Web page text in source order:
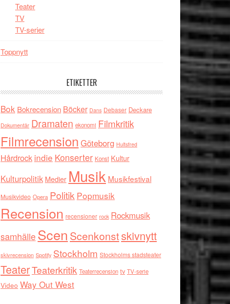
Teater
TV
TV-serier
Toppnytt
ETIKETTER
Bok Bokrecension Böcker Dans Debaser Deckare
Dokumentär Dramaten ekonomi Filmkritik
Filmrecension Göteborg Hultsfred
Hårdrock indie Konserter Konst Kultur
Kulturpolitik Medier Musik Musikfestival
Musikvideo Opera Politik Popmusik
Recension recensioner rock Rockmusik
samhälleScen Scenkonstskivnytt
skivrecension Spotify Stockholm Stockholms stadsteater
TeaterTeaterkritik Teaterrecension tv TV-serie
Video Way Out West